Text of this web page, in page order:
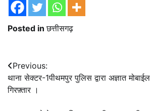
Posted inछत्तीसगढ़
Post
navigation
Previous:
थाना सेक्टर-1पीथमपुर पुलिस द्वारा अज्ञात
गिरफ़्तार ।